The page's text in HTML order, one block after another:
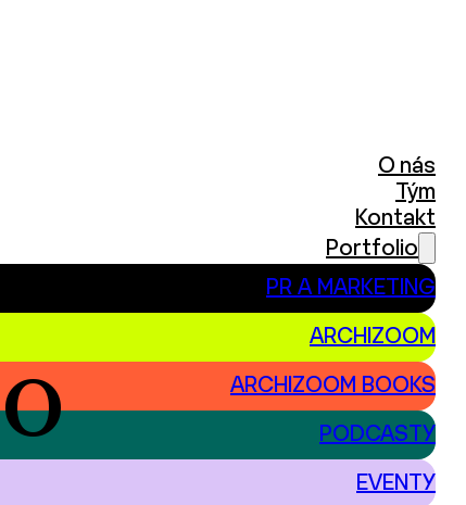
O nás
Tým
Kontakt
Portfolio
PR A MARKETING
ARCHIZOOM
ARCHIZOOM BOOKS
PODCASTY
EVENTY